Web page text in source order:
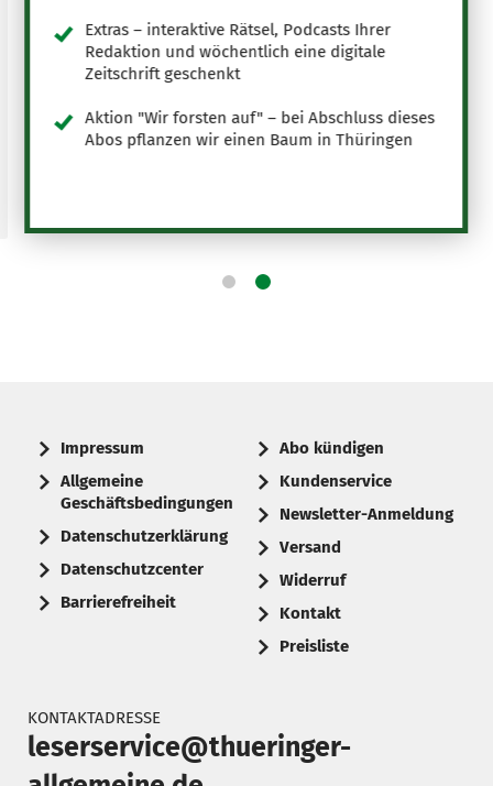
Extras – interaktive Rätsel, Podcasts Ihrer
Redaktion und wöchentlich eine digitale
Zeitschrift geschenkt
Aktion "Wir forsten auf" – bei Abschluss dieses
Abos pflanzen wir einen Baum in Thüringen
Impressum
Allgemeine
Geschäftsbedingungen
Datenschutzerklärung
Datenschutzcenter
Barrierefreiheit
Abo kündigen
Kundenservice
Newsletter-Anmeldung
Versand
Widerruf
Kontakt
Preisliste
KONTAKTADRESSE
leserservice@thueringer-